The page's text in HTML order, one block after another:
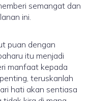
semangat dan
ini.
puan dengan
itu menjadi
manfaat kepada
teruskanlah
hati akan sentiasa